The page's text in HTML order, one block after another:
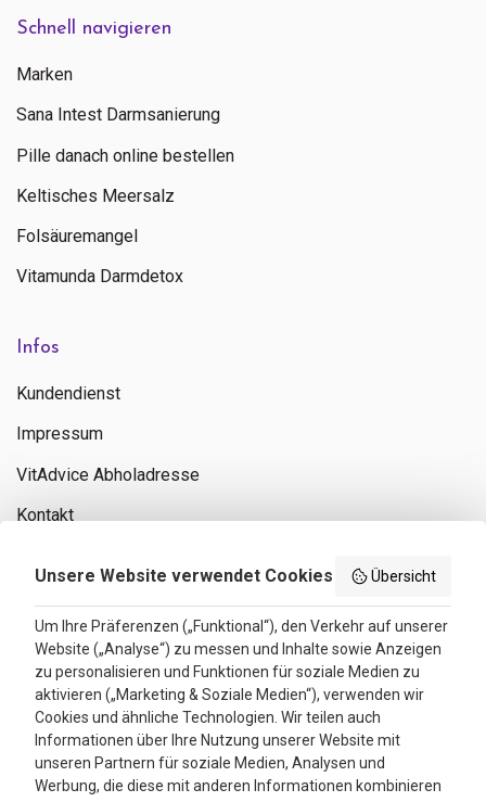
Schnell navigieren
Marken
Sana Intest Darmsanierung
Pille danach online bestellen
Keltisches Meersalz
Folsäuremangel
Vitamunda Darmdetox
Infos
Kundendienst
Impressum
VitAdvice Abholadresse
Kontakt
Bewertungen
4.3
Google Reviews
Unsere Website verwendet Cookies Übersicht
Um Ihre Präferenzen („Funktional“), den Verkehr auf unserer
Website („Analyse“) zu messen und Inhalte sowie Anzeigen
zu personalisieren und Funktionen für soziale Medien zu
aktivieren („Marketing & Soziale Medien“), verwenden wir
Cookies und ähnliche Technologien. Wir teilen auch
Informationen über Ihre Nutzung unserer Website mit
unseren Partnern für soziale Medien, Analysen und
Werbung, die diese mit anderen Informationen kombinieren